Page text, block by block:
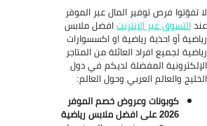
تفوّتوا فرص توفير المال عبر الموفر
التسوق عبر الإنترنتافضل ملابس
أو احذية رياضية او اكسسوارات
لجميع افراد العائلة من المتاجر
المفضلة لديكم في دول
والعالم العربي وحول العالم:
كوبونات وعروض خصم الموفر
2026 على افضل ملابس رياضية